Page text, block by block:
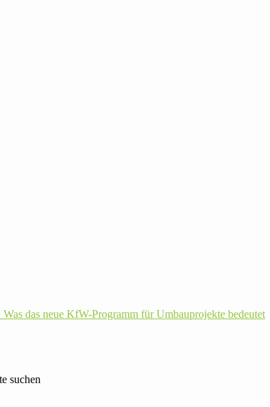
das neue KfW-Pro­gramm für Umbau­pro­jekte bedeutet
suchen